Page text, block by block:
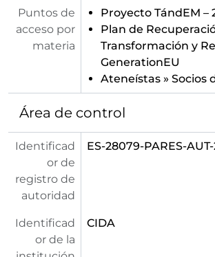
Puntos de
acceso por
materia
Proyecto TándEM –
Plan de
Transformación y
GenerationEU
Ateneístas » Socios
Área de control
Identificad
or de
registro de
autoridad
ES-28079-PARES-
Identificad
or de la
CIDA